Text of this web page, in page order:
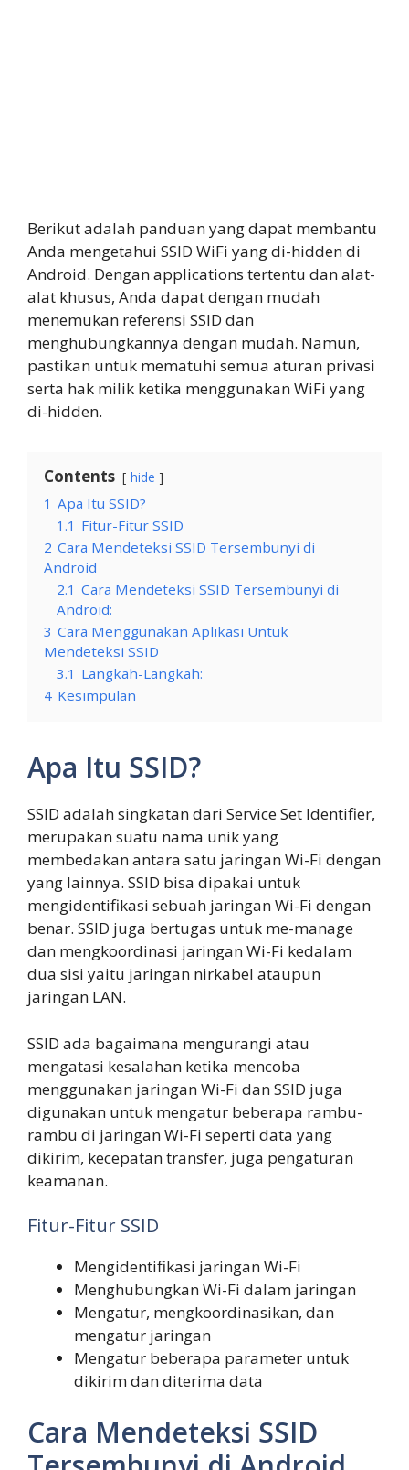
Berikut adalah panduan yang dapat membantu
Anda mengetahui SSID WiFi yang di-hidden di
Android. Dengan applications tertentu dan alat-
alat khusus, Anda dapat dengan mudah
menemukan referensi SSID dan
menghubungkannya dengan mudah. Namun,
pastikan untuk mematuhi semua aturan privasi
serta hak milik ketika menggunakan WiFi yang
di-hidden.
Contents hide
1 Apa Itu SSID?
1.1 Fitur-Fitur SSID
2 Cara Mendeteksi SSID Tersembunyi di
Android
2.1 Cara Mendeteksi SSID Tersembunyi di
Android:
3 Cara Menggunakan Aplikasi Untuk
Mendeteksi SSID
3.1 Langkah-Langkah:
4 Kesimpulan
Apa Itu SSID?
SSID adalah singkatan dari Service Set Identifier,
merupakan suatu nama unik yang
membedakan antara satu jaringan Wi-Fi dengan
yang lainnya. SSID bisa dipakai untuk
mengidentifikasi sebuah jaringan Wi-Fi dengan
benar. SSID juga bertugas untuk me-manage
dan mengkoordinasi jaringan Wi-Fi kedalam
dua sisi yaitu jaringan nirkabel ataupun
jaringan LAN.
SSID ada bagaimana mengurangi atau
mengatasi kesalahan ketika mencoba
menggunakan jaringan Wi-Fi dan SSID juga
digunakan untuk mengatur beberapa rambu-
rambu di jaringan Wi-Fi seperti data yang
dikirim, kecepatan transfer, juga pengaturan
keamanan.
Fitur-Fitur SSID
Mengidentifikasi jaringan Wi-Fi
Menghubungkan Wi-Fi dalam jaringan
Mengatur, mengkoordinasikan, dan
mengatur jaringan
Mengatur beberapa parameter untuk
dikirim dan diterima data
Cara Mendeteksi SSID